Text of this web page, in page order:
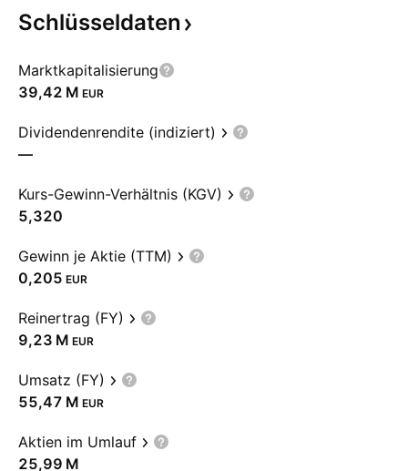
Schlüsseldaten
Marktkapitalisierung
‪39,42 M‬ EUR
Dividendenrendite (indiziert)
—
Kurs-Gewinn-Verhältnis (KGV)
5,320
Gewinn je Aktie (TTM)
0,205 EUR
Reinertrag (FY)
‪9,23 M‬ EUR
Umsatz (FY)
‪55,47 M‬ EUR
Aktien im Umlauf
‪25,99 M‬